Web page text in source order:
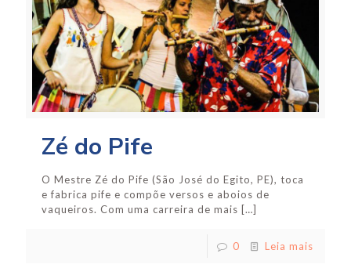
Zé do Pife
O Mestre Zé do Pife (São José do Egito, PE), toca
e fabrica pife e compõe versos e aboios de
vaqueiros. Com uma carreira de mais […]
0 Leia mais